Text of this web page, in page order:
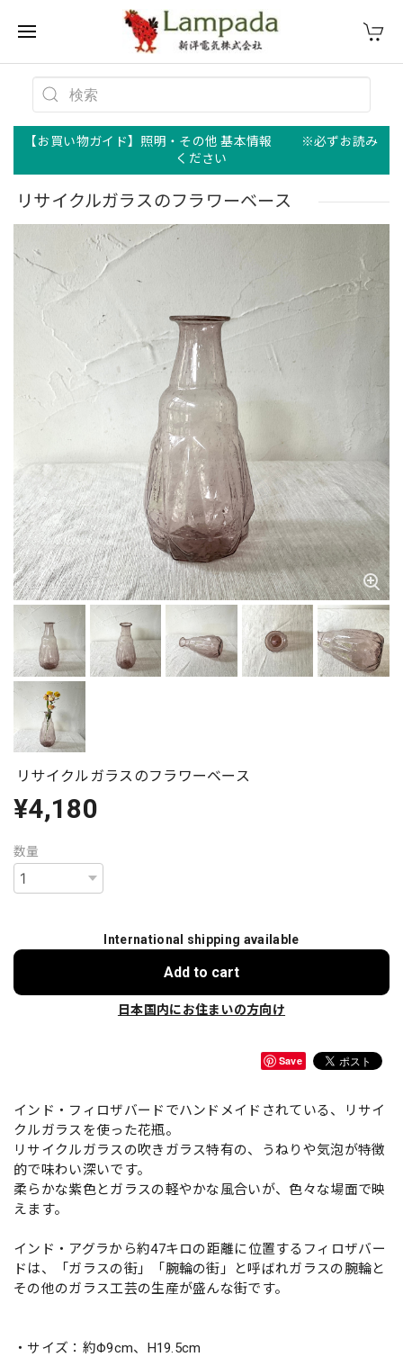
【お買い物ガイド】照明・その他 基本情報 ※必ずお読み
ください
リサイクルガラスのフラワーベース
リサイクルガラスのフラワーベース
¥4,180
数量
International shipping available
Add to cart
日本国内にお住まいの方向け
Save
インド・フィロザバードでハンドメイドされている、リサイ
クルガラスを使った花瓶。
リサイクルガラスの吹きガラス特有の、うねりや気泡が特徴
的で味わい深いです。
柔らかな紫色とガラスの軽やかな風合いが、色々な場面で映
えます。
インド・アグラから約47キロの距離に位置するフィロザバー
ドは、「ガラスの街」「腕輪の街」と呼ばれガラスの腕輪と
その他のガラス工芸の生産が盛んな街です。
・サイズ：約Φ9cm、H19.5cm